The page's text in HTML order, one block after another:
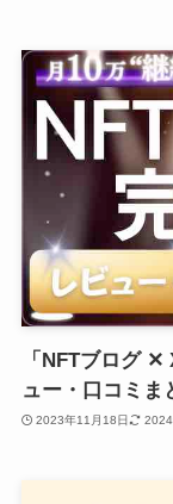
「NFTブログ
ュー・口コミま
2023年11月18日